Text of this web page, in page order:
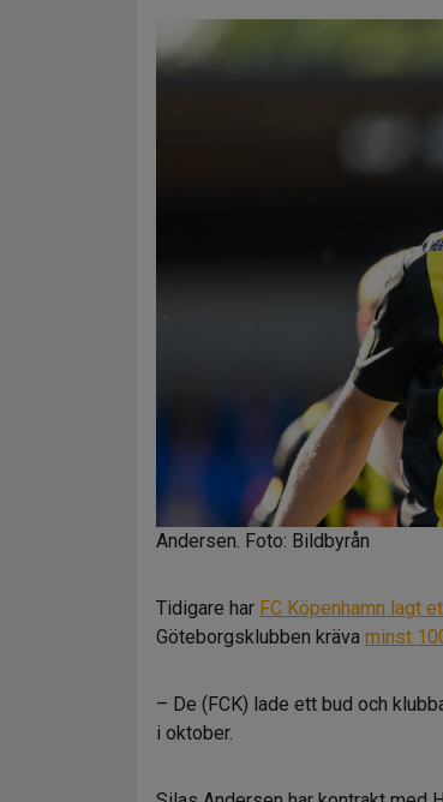
Andersen. Foto: Bildbyrån
Tidigare har FC Köpenhamn lagt
Göteborgsklubben kräva minst
– De (FCK) lade ett bud och
i oktober.